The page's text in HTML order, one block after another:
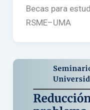
Becas para
RSME–UMA